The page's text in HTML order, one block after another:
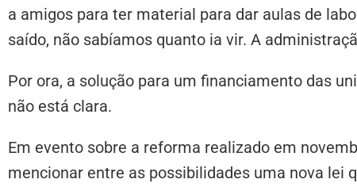
a amigos para ter material para dar aulas de
saído, não sabíamos quanto ia vir. A
Por ora, a solução para um financiamento das
não está clara.
Em evento sobre a reforma realizado em
mencionar entre as possibilidades uma nova lei